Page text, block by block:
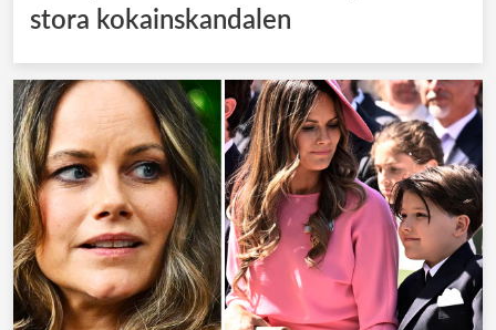
stora kokainskandalen